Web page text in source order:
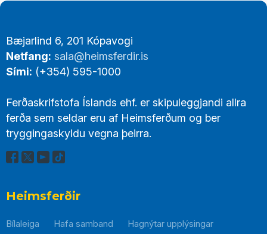
Links
Bæjarlind 6, 201 Kópavogi
Netfang: sala@heimsferdir.is
Sími: (+354) 595-1000
Ferðaskrifstofa Íslands ehf. er skipuleggjandi allra
ferða sem seldar eru af Heimsferðum og ber
tryggingaskyldu vegna þeirra.
Heimsferðir
Bílaleiga Hafa samband
Hagnýtar upplýsingar